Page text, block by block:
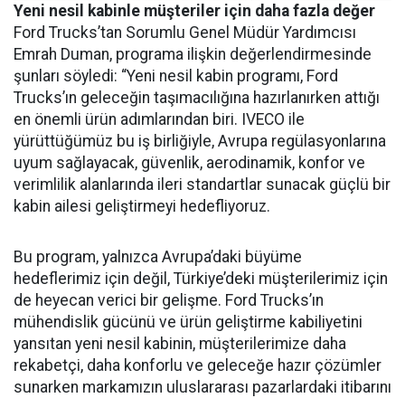
Yeni nesil kabinle müşteriler için daha fazla değer
Ford Trucks’tan Sorumlu Genel Müdür Yardımcısı
Emrah Duman, programa ilişkin değerlendirmesinde
şunları söyledi: “Yeni nesil kabin programı, Ford
Trucks’ın geleceğin taşımacılığına hazırlanırken attığı
en önemli ürün adımlarından biri. IVECO ile
yürüttüğümüz bu iş birliğiyle, Avrupa regülasyonlarına
uyum sağlayacak, güvenlik, aerodinamik, konfor ve
verimlilik alanlarında ileri standartlar sunacak güçlü bir
kabin ailesi geliştirmeyi hedefliyoruz.
Bu program, yalnızca Avrupa’daki büyüme
hedeflerimiz için değil, Türkiye’deki müşterilerimiz için
de heyecan verici bir gelişme. Ford Trucks’ın
mühendislik gücünü ve ürün geliştirme kabiliyetini
yansıtan yeni nesil kabinin, müşterilerimize daha
rekabetçi, daha konforlu ve geleceğe hazır çözümler
sunarken markamızın uluslararası pazarlardaki itibarını